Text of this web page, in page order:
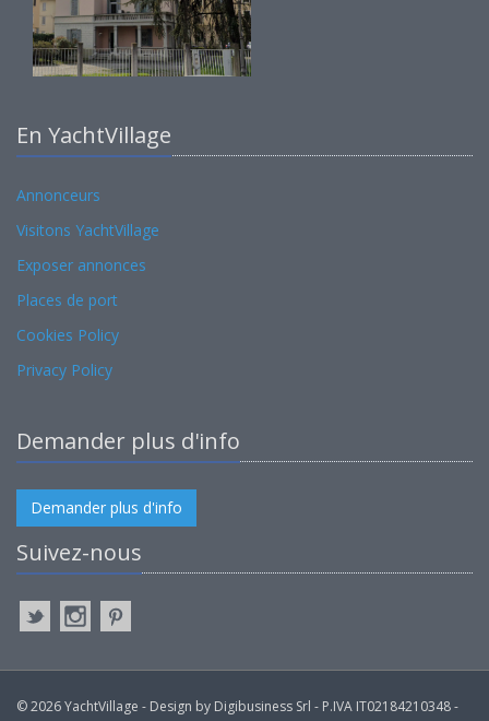
En YachtVillage
Annonceurs
Visitons YachtVillage
Exposer annonces
Places de port
Cookies Policy
Privacy Policy
Demander plus d'info
Demander plus d'info
Suivez-nous
© 2026 YachtVillage - Design by Digibusiness Srl - P.IVA IT02184210348 -